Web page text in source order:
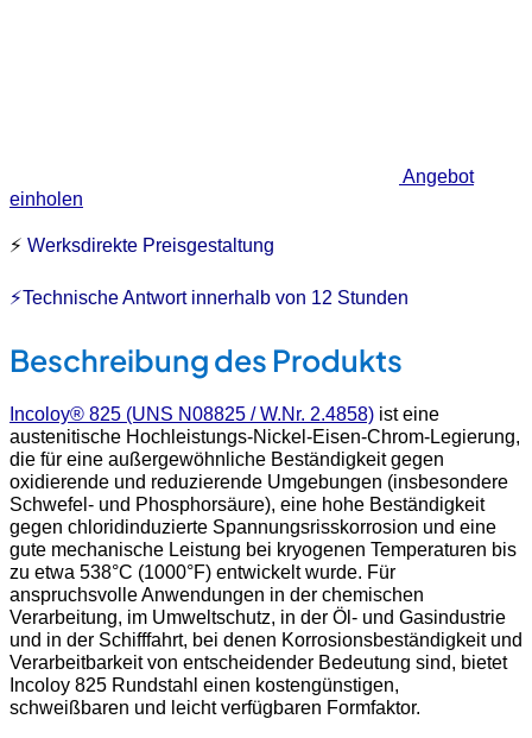
Angebot
einholen
⚡ Werksdirekte Preisgestaltung
⚡Technische Antwort innerhalb von 12 Stunden
Beschreibung des Produkts
Incoloy® 825 (UNS N08825 / W.Nr. 2.4858) ist eine
austenitische Hochleistungs-Nickel-Eisen-Chrom-Legierung,
die für eine außergewöhnliche Beständigkeit gegen
oxidierende und reduzierende Umgebungen (insbesondere
Schwefel- und Phosphorsäure), eine hohe Beständigkeit
gegen chloridinduzierte Spannungsrisskorrosion und eine
gute mechanische Leistung bei kryogenen Temperaturen bis
zu etwa 538°C (1000°F) entwickelt wurde. Für
anspruchsvolle Anwendungen in der chemischen
Verarbeitung, im Umweltschutz, in der Öl- und Gasindustrie
und in der Schifffahrt, bei denen Korrosionsbeständigkeit und
Verarbeitbarkeit von entscheidender Bedeutung sind, bietet
Incoloy 825 Rundstahl einen kostengünstigen,
schweißbaren und leicht verfügbaren Formfaktor.